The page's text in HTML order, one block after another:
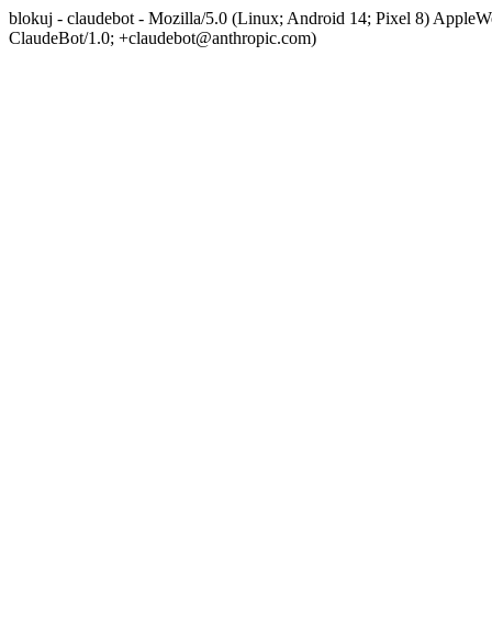
blokuj - claudebot - Mozilla/5.0 (Linux; Android 14; Pixel 8)
ClaudeBot/1.0; +claudebot@anthropic.com)